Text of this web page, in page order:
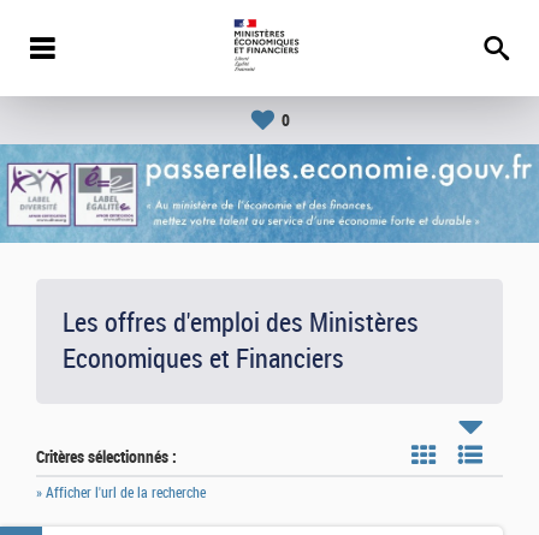
0
Les offres d'emploi des Ministères
Economiques et Financiers
Critères sélectionnés :
» Afficher l'url de la recherche